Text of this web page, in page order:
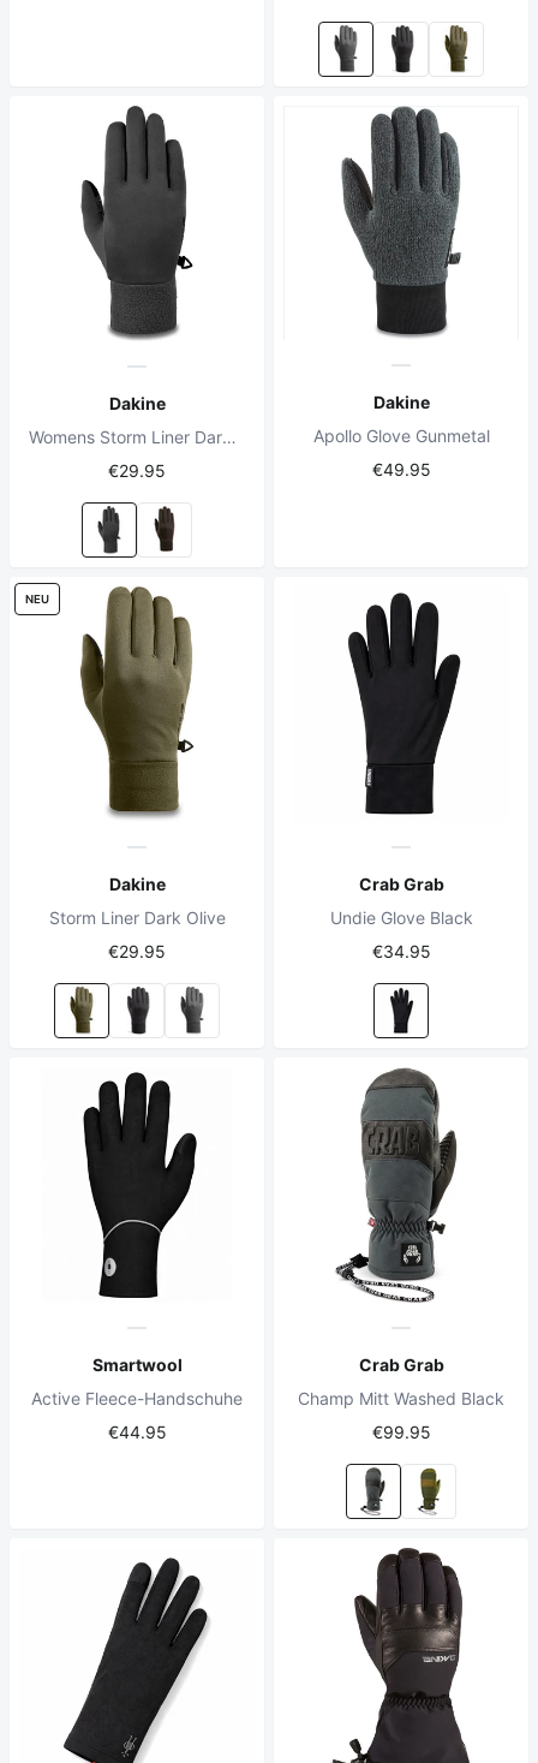
Dakine
Womens Storm Liner Dark Grey
€29.95
Dakine
Apollo Glove Gunmetal
€49.95
Dakine
Storm Liner Dark Olive
€29.95
NEU
Crab Grab
Undie Glove Black
€34.95
Smartwool
Active Fleece-Handschuhe
€44.95
Crab Grab
Champ Mitt Washed Black
€99.95